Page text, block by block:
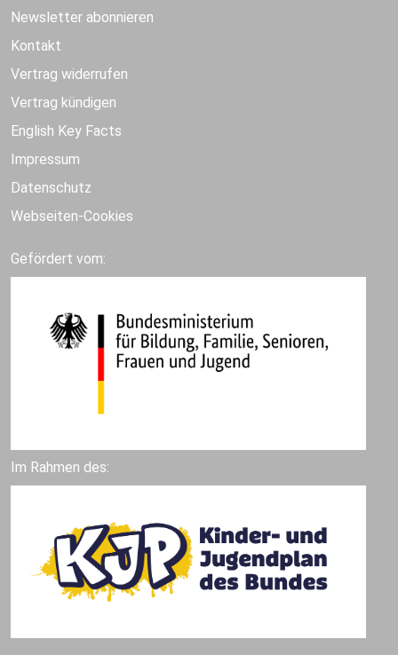
Newsletter abonnieren
Kontakt
Vertrag widerrufen
Vertrag kündigen
English Key Facts
Impressum
Datenschutz
Webseiten-Cookies
Gefördert vom:
Im Rahmen des: